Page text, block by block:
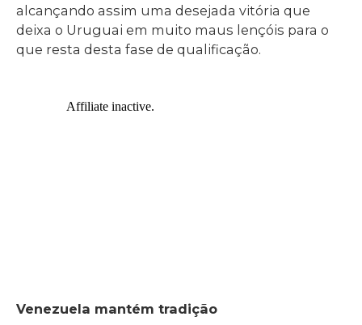
alcançando assim uma desejada vitória que
deixa o Uruguai em muito maus lençóis para o
que resta desta fase de qualificação.
Venezuela mantém tradição